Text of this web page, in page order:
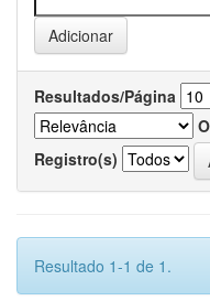
Resultados/Página
Registro(s)
Resultado 1-1 de 1.